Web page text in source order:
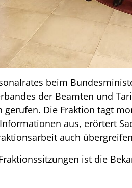
beim
der Beamten und
gerufen. Die Fraktion tagt
aus, erörtert
auch
ist die